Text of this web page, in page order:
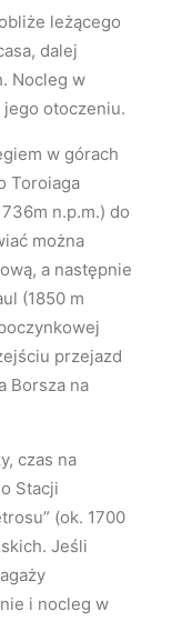
leżącego
dalej
Nocleg w
otoczeniu.
w górach
Toroiaga
n.p.m.) do
można
a następnie
(1850 m
przejazd
Borsza na
czas na
Stacji
(ok. 1700
Jeśli
i nocleg w